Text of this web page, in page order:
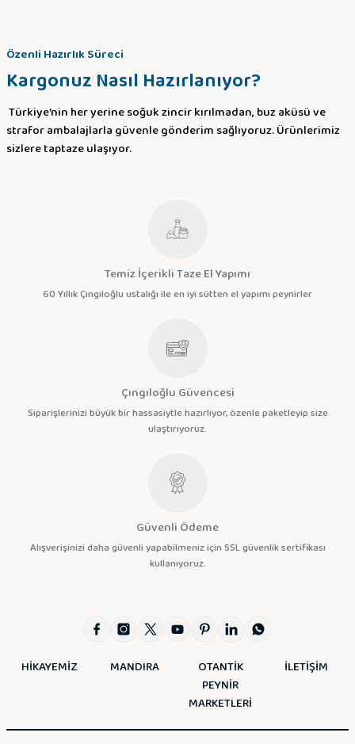
Özenli Hazırlık Süreci
Kargonuz Nasıl Hazırlanıyor?
Türkiye’nin her yerine soğuk zincir kırılmadan, buz aküsü ve
strafor ambalajlarla güvenle gönderim sağlıyoruz. Ürünlerimiz
sizlere taptaze ulaşıyor.
Temiz İçerikli Taze El Yapımı
60 Yıllık Çıngıloğlu ustalığı ile en iyi sütten el yapımı peynirler
Çıngıloğlu Güvencesi
Siparişlerinizi büyük bir hassasiytle hazırlıyor, özenle paketleyip size
ulaştırıyoruz.
Güvenli Ödeme
Alışverişinizi daha güvenli yapabilmeniz için SSL güvenlik sertifikası
kullanıyoruz.
HİKAYEMİZ MANDIRA
OTANTİK
PEYNİR
MARKETLERİ
İLETİŞİM